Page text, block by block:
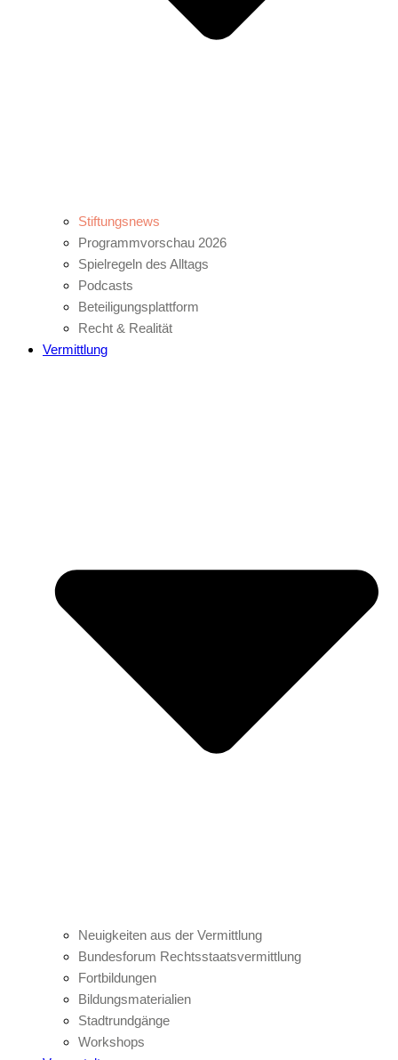
Stiftungsnews
Programmvorschau 2026
Spielregeln des Alltags
Podcasts
Beteiligungsplattform
Recht & Realität
Vermittlung
Neuigkeiten aus der Vermittlung
Bundesforum Rechtsstaatsvermittlung
Fortbildungen
Bildungsmaterialien
Stadtrundgänge
Workshops